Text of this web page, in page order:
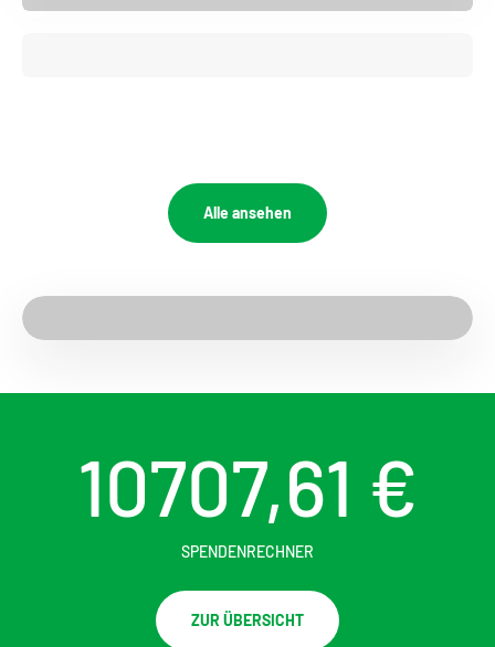
Alle ansehen
Eli & Daniel / Gründer
10707,61 €
SPENDENRECHNER
ZUR ÜBERSICHT